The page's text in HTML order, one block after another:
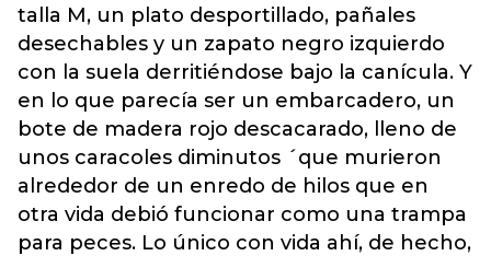
talla M, un plato desportillado, pañales
desechables y un zapato negro izquierdo
con la suela derritiéndose bajo la canícula. Y
en lo que parecía ser un embarcadero, un
bote de madera rojo descacarado, lleno de
unos caracoles diminutos ´que murieron
alrededor de un enredo de hilos que en
otra vida debió funcionar como una trampa
para peces. Lo único con vida ahí, de hecho,